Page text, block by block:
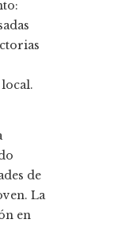
de
La
en